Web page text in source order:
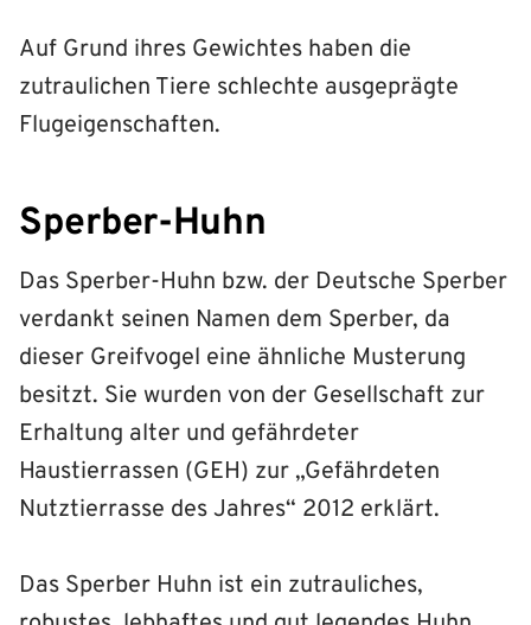
Auf Grund ihres Gewichtes haben die
zutraulichen Tiere schlechte ausgeprägte
Flugeigenschaften.
Sperber-Huhn
Das Sperber-Huhn bzw. der Deutsche Sperber
verdankt seinen Namen dem Sperber, da
dieser Greifvogel eine ähnliche Musterung
besitzt. Sie wurden von der Gesellschaft zur
Erhaltung alter und gefährdeter
Haustierrassen (GEH) zur „Gefährdeten
Nutztierrasse des Jahres“ 2012 erklärt.
Das Sperber Huhn ist ein zutrauliches,